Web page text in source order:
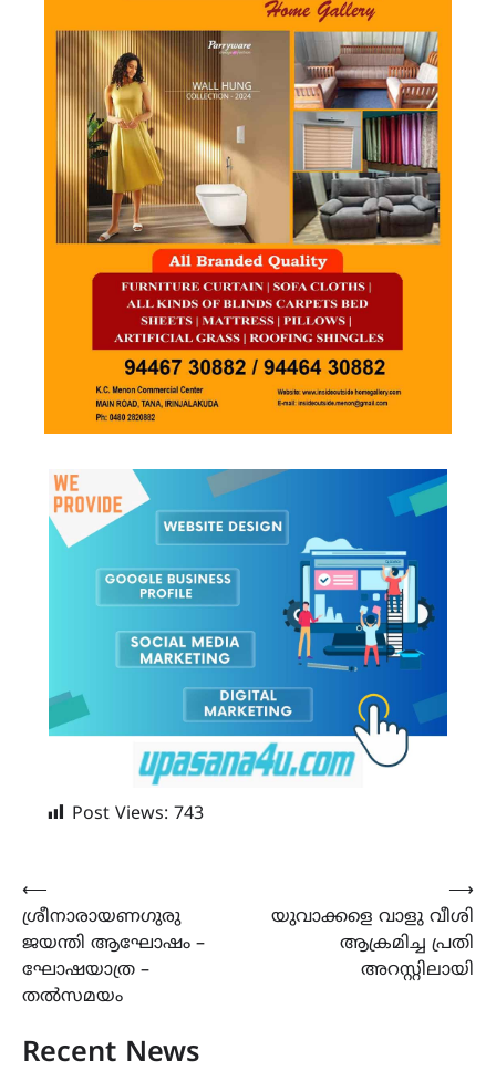
Post Views: 743
Post
navigation
⟵
ശ്രീനാരായണഗുരു
ജയന്തി ആഘോഷം –
ഘോഷയാത്ര –
തൽസമയം
യുവാക്കളെ വാളു വീശി
ആക്രമിച്ച പ്രതി
അറസ്റ്റിലായി
⟶
Recent News